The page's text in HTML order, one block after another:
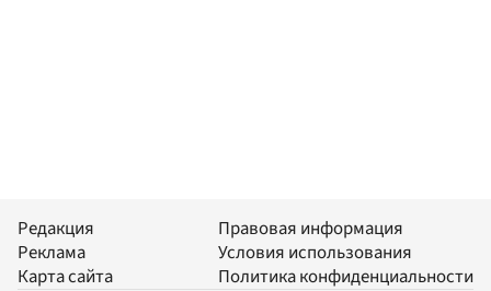
Редакция
Реклама
Карта сайта
Правовая информация
Условия использования
Политика конфиденциальности